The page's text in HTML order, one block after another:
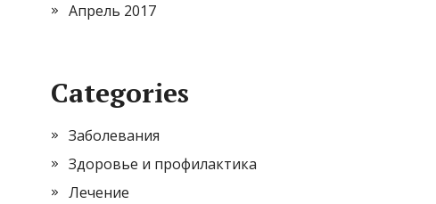
Апрель 2017
Categories
Заболевания
Здоровье и профилактика
Лечение